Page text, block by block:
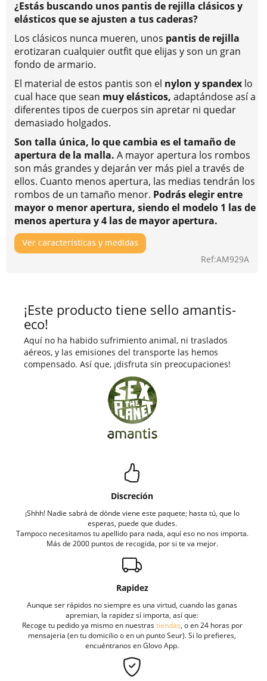
¿Estás buscando unos pantis de rejilla clásicos y
elásticos que se ajusten a tus caderas?
Los clásicos nunca mueren, unos pantis de rejilla
erotizaran cualquier outfit que elijas y son un gran
fondo de armario.
El material de estos pantis son el nylon y spandex lo
cual hace que sean muy elásticos, adaptándose así a
diferentes tipos de cuerpos sin apretar ni quedar
demasiado holgados.
Son talla única, lo que cambia es el tamaño de
apertura de la malla. A mayor apertura los rombos
son más grandes y dejarán ver más piel a través de
ellos. Cuanto menos apertura, las medias tendrán los
rombos de un tamaño menor. Podrás elegir entre
mayor o menor apertura, siendo el modelo 1 las de
menos apertura y 4 las de mayor apertura.
Ver características y medidas
Ref:AM929A
¡Este producto tiene sello amantis-
eco!
Aquí no ha habido sufrimiento animal, ni traslados
aéreos, y las emisiones del transporte las hemos
compensado. Así que, ¡disfruta sin preocupaciones!
Discreción
¡Shhh! Nadie sabrá de dónde viene este paquete; hasta tú, que lo
esperas, puede que dudes.
Tampoco necesitamos tu apellido para nada, aquí eso no nos importa.
Más de 2000 puntos de recogida, por si te va mejor.
Rapidez
Aunque ser rápidos no siempre es una virtud, cuando las ganas
apremian, la rapidez sí importa, así que:
Recoge tu pedido ya mismo en nuestrastiendas , o en 24 horas por
mensajeria (en tu domicilio o en un punto Seur). Si lo prefieres,
encuéntranos en Glovo App.